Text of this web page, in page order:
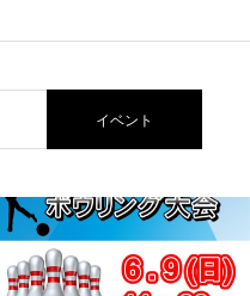
イベント